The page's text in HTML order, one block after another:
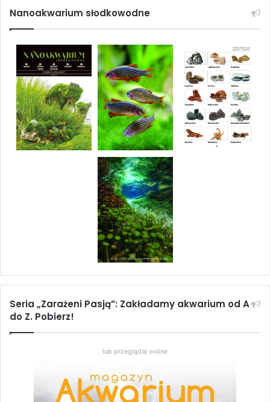
Nanoakwarium słodkowodne
Seria „Zarażeni Pasją”: Zakładamy akwarium od A
do Z. Pobierz!
lub przeglądaj online